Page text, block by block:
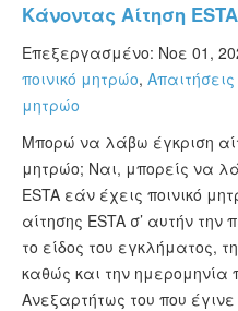
Κάνοντας Αίτηση
Επεξεργασμένο: Νοε 01,
ποινικό μητρώο, Απαιτήσεις
μητρώο
Μπορώ να λάβω έγκριση
μητρώο; Ναι, μπορείς να
ESTA εάν έχεις ποινικό
αίτησης ESTA σ’ αυτήν
το είδος του εγκλήματος,
καθώς και την ημερομηνία
Ανεξαρτήτως του που